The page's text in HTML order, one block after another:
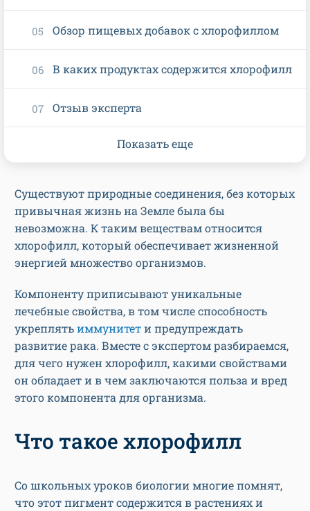
Существуют природные соединения, без которых
привычная жизнь на Земле была бы
невозможна. К таким веществам относится
хлорофилл, который обеспечивает жизненной
энергией множество организмов.
Компоненту приписывают уникальные
лечебные свойства, в том числе способность
укреплятьиммунитети предупреждать
развитие рака. Вместе с экспертом разбираемся,
для чего нужен хлорофилл, какими свойствами
он обладает и в чем заключаются польза и вред
этого компонента для организма.
Что такое хлорофилл
Со школьных уроков биологии многие помнят,
что этот пигмент содержится в растениях и
Обзор пищевых добавок с хлорофиллом
В каких продуктах содержится хлорофилл
Отзыв эксперта
Показать еще